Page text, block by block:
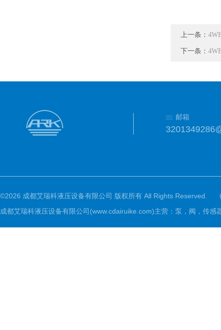
上一条：
下一条：
邮箱
©2026 成都艾瑞科液压设备有限公司 版权所有 All Rights Reserved.
成都艾瑞科液压设备有限公司(www.cdairuike.com)主营：泵，阀，传